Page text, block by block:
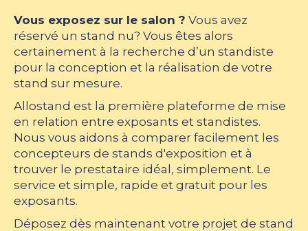
Vous exposez sur le salon ? Vous avez
réservé un stand nu? Vous êtes alors
certainement à la recherche d’un standiste
pour la conception et la réalisation de votre
stand sur mesure.
Allostand est la première plateforme de mise
en relation entre exposants et standistes.
Nous vous aidons à comparer facilement les
concepteurs de stands d'exposition et à
trouver le prestataire idéal, simplement. Le
service et simple, rapide et gratuit pour les
exposants.
Déposez dès maintenant votre projet de stand